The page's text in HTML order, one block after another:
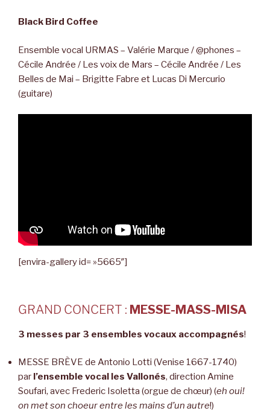
Black Bird Coffee
Ensemble vocal URMAS – Valérie Marque / @phones –
Cécile Andrée / Les voix de Mars – Cécile Andrée / Les
Belles de Mai – Brigitte Fabre et Lucas Di Mercurio
(guitare)
[envira-gallery id= »5665″]
GRAND CONCERT : MESSE-MASS-MISA
3 messes par 3 ensembles vocaux accompagnés!
MESSE BRÈVE de Antonio Lotti (Venise 1667-1740)
par l’ensemble vocal les Vallonés, direction Amine
Soufari, avec Frederic Isoletta (orgue de chœur) (eh oui!
on met son choeur entre les mains d’un autre!)